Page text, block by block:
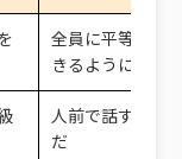
全員に平等に配
きるように前日
人前で話すのが
だ